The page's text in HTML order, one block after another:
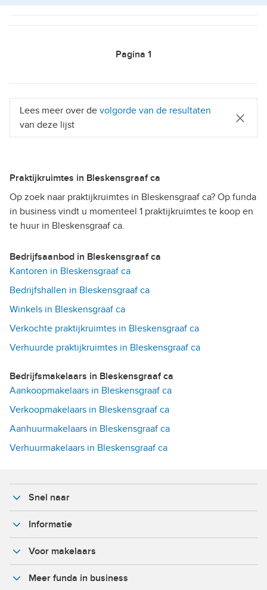
Pagina 1
Lees meer over de volgorde van de resultaten
van deze lijst
Praktijkruimtes in Bleskensgraaf ca
Op zoek naar praktijkruimtes in Bleskensgraaf ca? Op funda
in business vindt u momenteel 1 praktijkruimtes te koop en
te huur in Bleskensgraaf ca.
Bedrijfsaanbod in Bleskensgraaf ca
Kantoren in Bleskensgraaf ca
Bedrijfshallen in Bleskensgraaf ca
Winkels in Bleskensgraaf ca
Verkochte praktijkruimtes in Bleskensgraaf ca
Verhuurde praktijkruimtes in Bleskensgraaf ca
Bedrijfsmakelaars in Bleskensgraaf ca
Aankoopmakelaars in Bleskensgraaf ca
Verkoopmakelaars in Bleskensgraaf ca
Aanhuurmakelaars in Bleskensgraaf ca
Verhuurmakelaars in Bleskensgraaf ca
Snel naar
Informatie
Voor makelaars
Meer funda in business